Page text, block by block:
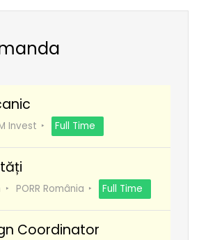
Invest Full Time
PORR România Full Time
Coordinator